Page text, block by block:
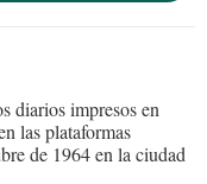
diarios impresos en
las plataformas
de 1964 en la ciudad